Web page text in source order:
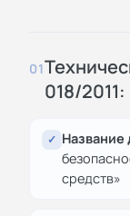
01
018/
✓ Название
средств»